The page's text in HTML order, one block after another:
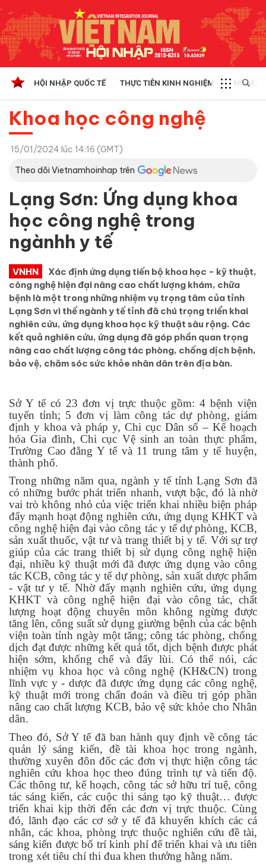
HỘI NHẬP QUỐC TẾ THỰC TIỄN KINH NGHIỆM CHÍNH
Khoa học công nghệ
15/01/2024 lúc 14:16 (GMT)
Theo dõi Vietnamhoinhap trên
Lạng Sơn: Ứng dụng khoa
học công nghệ trong
ngànhh y tế
VNHN
Xác định ứng dụng tiến bộ khoa học - kỹ thuật,
công nghệ hiện đại nâng cao chất lượng khám, chữa
bệnh là một trong những nhiệm vụ trọng tâm của tỉnh
Lạng Sơn vì thế ngành y tế tỉnh đã chú trọng triển khai
nghiên cứu, ứng dụng khoa học kỹ thuật sâu rộng. Các
kết quả nghiên cứu, ứng dụng đã góp phần quan trọng
nâng cao chất lượng công tác phòng, chống dịch bệnh,
bảo vệ, chăm sóc sức khỏe nhân dân trên địa bàn.
Sở Y tế có 23 đơn vị trực thuộc gồm: 4 bệnh viện
tuyến tỉnh; 5 đơn vị làm công tác dự phòng, giám
định y khoa và pháp y, Chi cục Dân số – Kế hoạch
hóa Gia đình, Chi cục Vệ sinh an toàn thực phẩm,
Trường Cao đẳng Y tế và 11 trung tâm y tế huyện,
thành phố.
Trong những năm qua, ngành y tế tỉnh Lạng Sơn đã
có những bước phát triển nhanh, vượt bậc, đó là nhờ
vai trò không nhỏ của việc triển khai nhiều biện pháp
đẩy mạnh hoạt động nghiên cứu, ứng dụng KHKT và
công nghệ hiện đại vào công tác y tế dự phòng, KCB,
sản xuất thuốc, vật tư và trang thiết bị y tế. Với sự trợ
giúp của các trang thiết bị sử dụng công nghệ hiện
đại, nhiều kỹ thuật mới đã được ứng dụng vào công
tác KCB, công tác y tế dự phòng, sản xuất dược phẩm
- vật tư y tế. Nhờ đẩy mạnh nghiên cứu, ứng dụng
KHKT và công nghệ hiện đại vào công tác, chất
lượng hoạt động chuyên môn không ngừng được
tăng lên, công suất sử dụng giường bệnh của các bệnh
viện toàn tỉnh ngày một tăng; công tác phòng, chống
dịch đạt được những kết quả tốt, dịch bệnh được phát
hiện sớm, khống chế và đẩy lùi. Có thể nói, các
nhiệm vụ khoa học và công nghệ (KH&CN) trong
lĩnh vực y - dược đã được ứng dụng các công nghệ,
kỹ thuật mới trong chẩn đoán và điều trị góp phần
nâng cao chất lượng KCB, bảo vệ sức khỏe cho Nhân
dân.
Theo đó, Sở Y tế đã ban hành quy định về công tác
quản lý sáng kiến, đề tài khoa học trong ngành,
thường xuyên đôn đốc các đơn vị thực hiện công tác
nghiên cứu khoa học theo đúng trình tự và tiến độ.
Các thông tư, kế hoạch, công tác sở hữu trí tuệ, công
tác sáng kiến, các cuộc thi sáng tạo kỹ thuật… được
triển khai kịp thời đến các đơn vị trực thuộc. Cùng
đó, lãnh đạo các cơ sở y tế đã khuyến khích các cá
nhân, các khoa, phòng trực thuộc nghiên cứu đề tài,
sáng kiến được bố trí kinh phí để triển khai và ưu tiên
trong xét tiêu chí thi đua khen thưởng hằng năm.